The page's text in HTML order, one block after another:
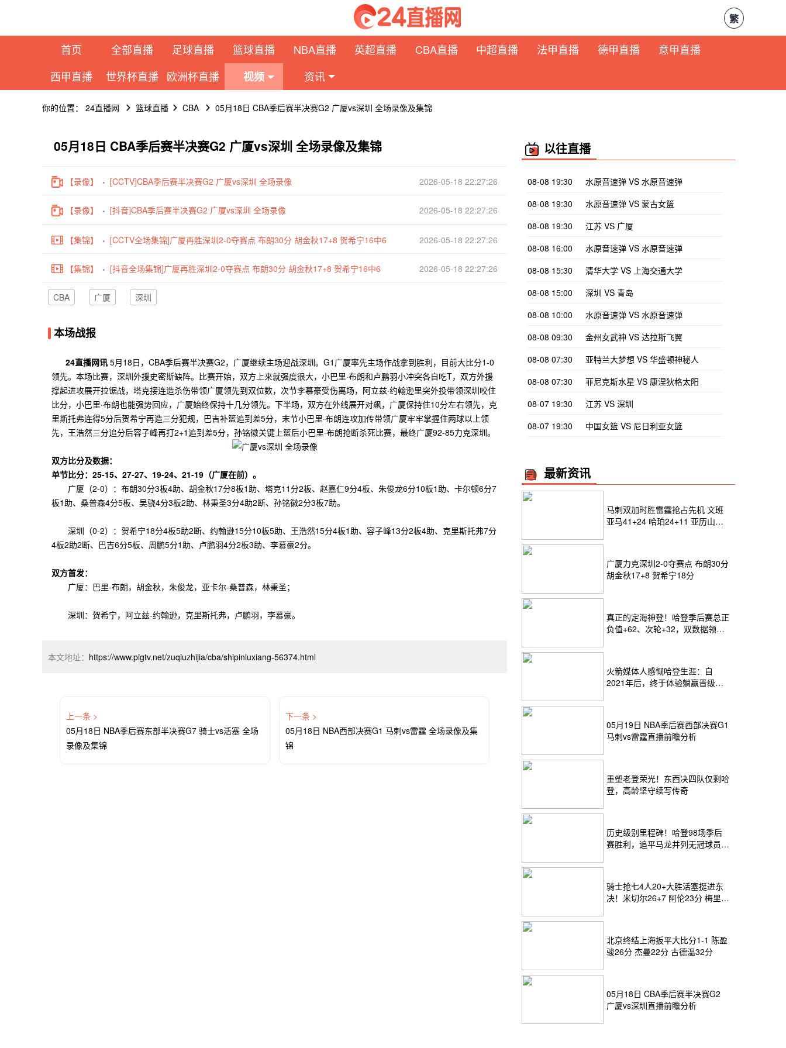
繁
首页 全部直播 足球直播 篮球直播 NBA直播 英超直播 CBA直播 中超直播 法甲直播 德甲直播
意甲直播
西甲直播
世界杯直播 欧洲杯直播 视频 资讯
你的位置： 24直播网 篮球直播 CBA 05月18日 CBA季后赛半决赛G2 广厦vs深圳 全场录像及集锦
05月18日 CBA季后赛半决赛G2 广厦vs深圳 全场录像及集锦
【录像】 [CCTV]CBA季后赛半决赛G2 广厦vs深圳 全场录像 2026-05-18 22:27:26
【录像】 [抖音]CBA季后赛半决赛G2 广厦vs深圳 全场录像 2026-05-18 22:27:26
【集锦】 [CCTV全场集锦]广厦再胜深圳2-0夺赛点 布朗30分 胡金秋17+8 贺希宁16中6 2026-05-18 22:27:26
【集锦】 [抖音全场集锦]广厦再胜深圳2-0夺赛点 布朗30分 胡金秋17+8 贺希宁16中6 2026-05-18 22:27:26
CBA 广厦 深圳
本场战报
24直播网讯 5月18日，CBA季后赛半决赛G2，广厦继续主场迎战深圳。G1广厦率先主场作战拿到胜利，目前大比分1-0
领先。本场比赛，深圳外援史密斯缺阵。比赛开始，双方上来就强度很大，小巴里·布朗和卢鹏羽小冲突各自吃T，双方外援
撑起进攻展开拉锯战，塔克接连造杀伤带领广厦领先到双位数，次节李慕豪受伤离场，阿立兹·约翰逊里突外投带领深圳咬住
比分，小巴里·布朗也能强势回应，广厦始终保持十几分领先。下半场，双方在外线展开对飙，广厦保持住10分左右领先，克
里斯托弗连得5分后贺希宁再造三分犯规，巴吉补篮追到差5分，末节小巴里·布朗连攻加传带领广厦牢牢掌握住两球以上领
先，王浩然三分追分后容子峰再打2+1追到差5分，孙铭徽关键上篮后小巴里·布朗抢断杀死比赛，最终广厦92-85力克深圳。
双方比分及数据：
单节比分：25-15、27-27、19-24、21-19（广厦在前）。
广厦（2-0）：布朗30分3板4助、胡金秋17分8板1助、塔克11分2板、赵嘉仁9分4板、朱俊龙6分10板1助、卡尔顿6分7
板1助、桑普森4分5板、吴骁4分3板2助、林秉圣3分4助2断、孙铭徽2分3板7助。
深圳（0-2）：贺希宁18分4板5助2断、约翰逊15分10板5助、王浩然15分4板1助、容子峰13分2板4助、克里斯托弗7分
4板2助2断、巴吉6分5板、周鹏5分1助、卢鹏羽4分2板3助、李慕豪2分。
双方首发：
广厦：巴里-布朗，胡金秋，朱俊龙，亚卡尔-桑普森，林秉圣；
深圳：贺希宁，阿立兹-约翰逊，克里斯托弗，卢鹏羽，李慕豪。
本文地址： https://www.pigtv.net/zuqiuzhijia/cba/shipinluxiang-56374.html
上一条 >
05月18日 NBA季后赛东部半决赛G7 骑士vs活塞 全场
录像及集锦
下一条 >
05月18日 NBA西部决赛G1 马刺vs雷霆 全场录像及集
锦
以往直播
08-08 19:30
水原音速弹 VS 水原音速弹
08-08 19:30
水原音速弹 VS 蒙古女篮
08-08 19:30
江苏 VS 广厦
08-08 16:00
水原音速弹 VS 水原音速弹
08-08 15:30
清华大学 VS 上海交通大学
08-08 15:00
深圳 VS 青岛
08-08 10:00
水原音速弹 VS 水原音速弹
08-08 09:30
金州女武神 VS 达拉斯飞翼
08-08 07:30
亚特兰大梦想 VS 华盛顿神秘人
08-08 07:30
菲尼克斯水星 VS 康涅狄格太阳
08-07 19:30
江苏 VS 深圳
08-07 19:30
中国女篮 VS 尼日利亚女篮
最新资讯
马刺双加时胜雷霆抢占先机 文班
亚马41+24 哈珀24+11 亚历山大
广厦力克深圳2-0夺赛点 布朗30分
胡金秋17+8 贺希宁18分
真正的定海神登！哈登季后赛总正
负值+62、次轮+32，双数据领跑
火箭媒体人感慨哈登生涯：自
2021年后，终于体验躺赢晋级滋
05月19日 NBA季后赛西部决赛G1
马刺vs雷霆直播前瞻分析
重塑老登荣光！东西决四队仅剩哈
登，高龄坚守续写传奇
历史级别里程碑！哈登98场季后
赛胜利，追平马龙并列无冠球员历
骑士抢七4人20+大胜活塞挺进东
决！米切尔26+7 阿伦23分 梅里尔
北京终结上海扳平大比分1-1 陈盈
骏26分 杰曼22分 古德温32分
05月18日 CBA季后赛半决赛G2
广厦vs深圳直播前瞻分析